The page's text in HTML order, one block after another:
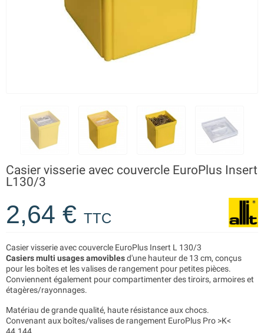
Casier visserie avec couvercle EuroPlus Insert
L130/3
2,64 € TTC
Casier visserie avec couvercle EuroPlus Insert L 130/3
Casiers multi usages amoviblesd'une hauteur de 13 cm, conçus
pour les boîtes et les valises de rangement pour petites pièces.
Conviennent également pour compartimenter des tiroirs, armoires et
étagères/rayonnages.
Matériau de grande qualité, haute résistance aux chocs.
Convenant aux boîtes/valises de rangement EuroPlus Pro >K<